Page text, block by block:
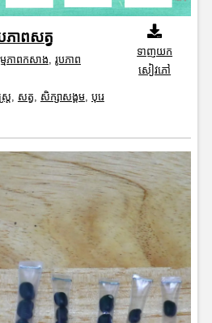
ភាពសត្វ
ភាពកសាង, រូបភាព
ត, សត្វ, សិក្សាសង្គម, បុរេ
ទាញយក
សៀវភៅ